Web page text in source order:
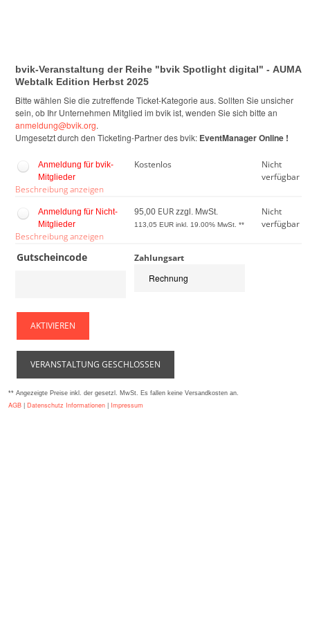
bvik-Veranstaltung der Reihe "bvik Spotlight digital" - AUMA
Webtalk Edition Herbst 2025
Bitte wählen Sie die zutreffende Ticket-Kategorie aus. Sollten Sie unsicher
sein, ob Ihr Unternehmen Mitglied im bvik ist, wenden Sie sich bitte an
anmeldung@bvik.org.
Umgesetzt durch den Ticketing-Partner des bvik: EventManager Online !
Anmeldung für bvik-
Mitglieder
Beschreibung anzeigen
Kostenlos
Nicht
verfügbar
Anmeldung für Nicht-
Mitglieder
Beschreibung anzeigen
95,00 EUR zzgl. MwSt.
113,05 EUR inkl. 19.00% MwSt. **
Nicht
verfügbar
Gutscheincode
AKTIVIEREN
Zahlungsart
VERANSTALTUNG GESCHLOSSEN
** Angezeigte Preise inkl. der gesetzl. MwSt. Es fallen keine Versandkosten an.
AGB | Datenschutz Informationen | Impressum